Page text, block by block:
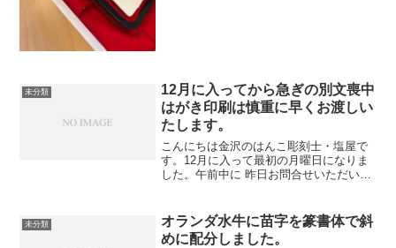
未分類
12月に入ってから急ぎの別文喪中
はがき印刷は慎重に早くお渡しい
たします。
こんにちは金沢のはんこ彫刻士・塩屋で
す。12月に入って最初の月曜日になりま
した。午前中に 昨日お問合せいただいた
持ちいただいた通りの文章で承る事にな
りました。管制ハガキ...
未分類
オランダ水牛に苗字を篆書体で斜
めに配分しました。